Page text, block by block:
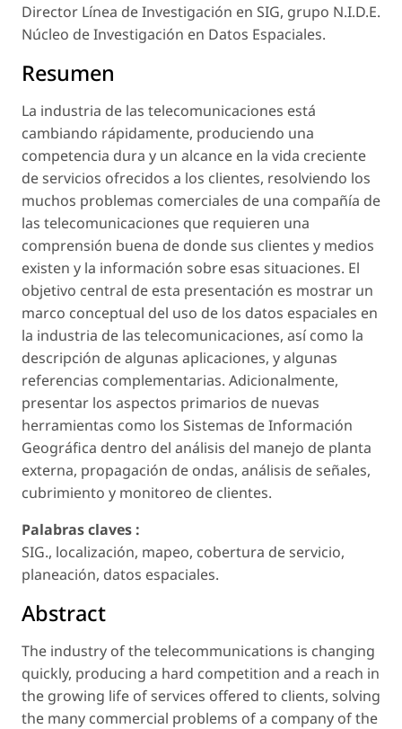
Director Línea de Investigación en SIG, grupo N.I.D.E.
Núcleo de Investigación en Datos Espaciales.
Resumen
La industria de las telecomunicaciones está
cambiando rápidamente, produciendo una
competencia dura y un alcance en la vida creciente
de servicios ofrecidos a los clientes, resolviendo los
muchos problemas comerciales de una compañía de
las telecomunicaciones que requieren una
comprensión buena de donde sus clientes y medios
existen y la información sobre esas situaciones. El
objetivo central de esta presentación es mostrar un
marco conceptual del uso de los datos espaciales en
la industria de las telecomunicaciones, así como la
descripción de algunas aplicaciones, y algunas
referencias complementarias. Adicionalmente,
presentar los aspectos primarios de nuevas
herramientas como los Sistemas de Información
Geográfica dentro del análisis del manejo de planta
externa, propagación de ondas, análisis de señales,
cubrimiento y monitoreo de clientes.
Palabras claves :
SIG., localización, mapeo, cobertura de servicio,
planeación, datos espaciales.
Abstract
The industry of the telecommunications is changing
quickly, producing a hard competition and a reach in
the growing life of services offered to clients, solving
the many commercial problems of a company of the